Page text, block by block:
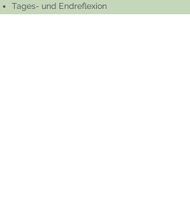
Tages- und Endreflexion